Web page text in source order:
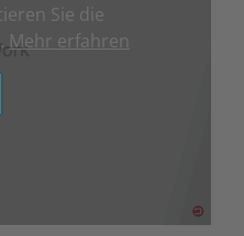
Sie die
Mehr erfahren